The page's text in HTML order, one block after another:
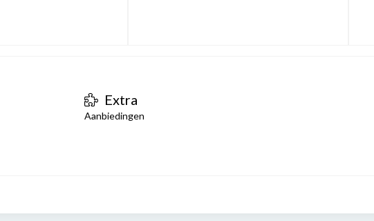
Extra
Aanbiedingen